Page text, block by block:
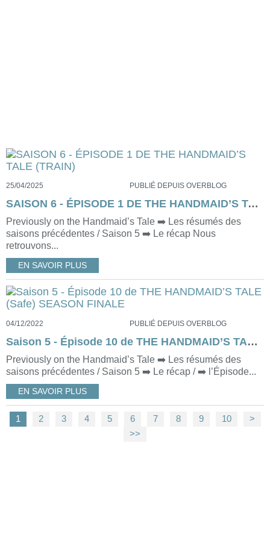
25/04/2025 PUBLIÉ DEPUIS OVERBLOG
SAISON 6 - ÉPISODE 1 DE THE HANDMAID’S TALE (TRAIN)
Previously on the Handmaid’s Tale ➡️ Les résumés des
saisons précédentes / Saison 5 ➡️ Le récap Nous
retrouvons...
EN SAVOIR PLUS
04/12/2022 PUBLIÉ DEPUIS OVERBLOG
Saison 5 - Épisode 10 de THE HANDMAID’S TALE (Safe) SEASON FINALE
Previously on the Handmaid’s Tale ➡️ Les résumés des
saisons précédentes / Saison 5 ➡️ Le récap / ➡️ l’Épisode...
EN SAVOIR PLUS
1 2 3 4 5 6 7 8 9 10 20
>
>>